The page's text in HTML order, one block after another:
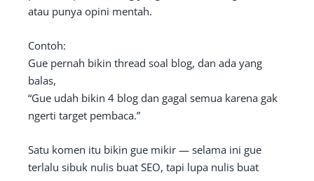
atau punya opini mentah.
Contoh:
Gue pernah bikin thread soal blog, dan ada yang
balas,
“Gue udah bikin 4 blog dan gagal semua karena gak
ngerti target pembaca.”
Satu komen itu bikin gue mikir — selama ini gue
terlalu sibuk nulis buat SEO, tapi lupa nulis buat